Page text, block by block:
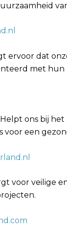
ervoor dat
met hun
Helpt ons bij
voor een
voor veilige